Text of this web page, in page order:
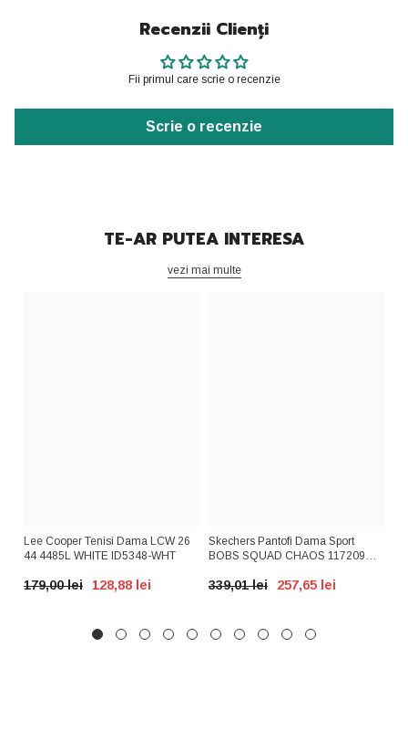
Recenzii Clienți
Fii primul care scrie o recenzie
Scrie o recenzie
TE-AR PUTEA INTERESA
vezi mai multe
Lee Cooper Tenisi Dama LCW 26
44 4485L WHITE ID5348-WHT
179,00 lei 128,88 lei
Skechers Pantofi Dama Sport
BOBS SQUAD CHAOS 117209
339,01 lei 257,65 lei